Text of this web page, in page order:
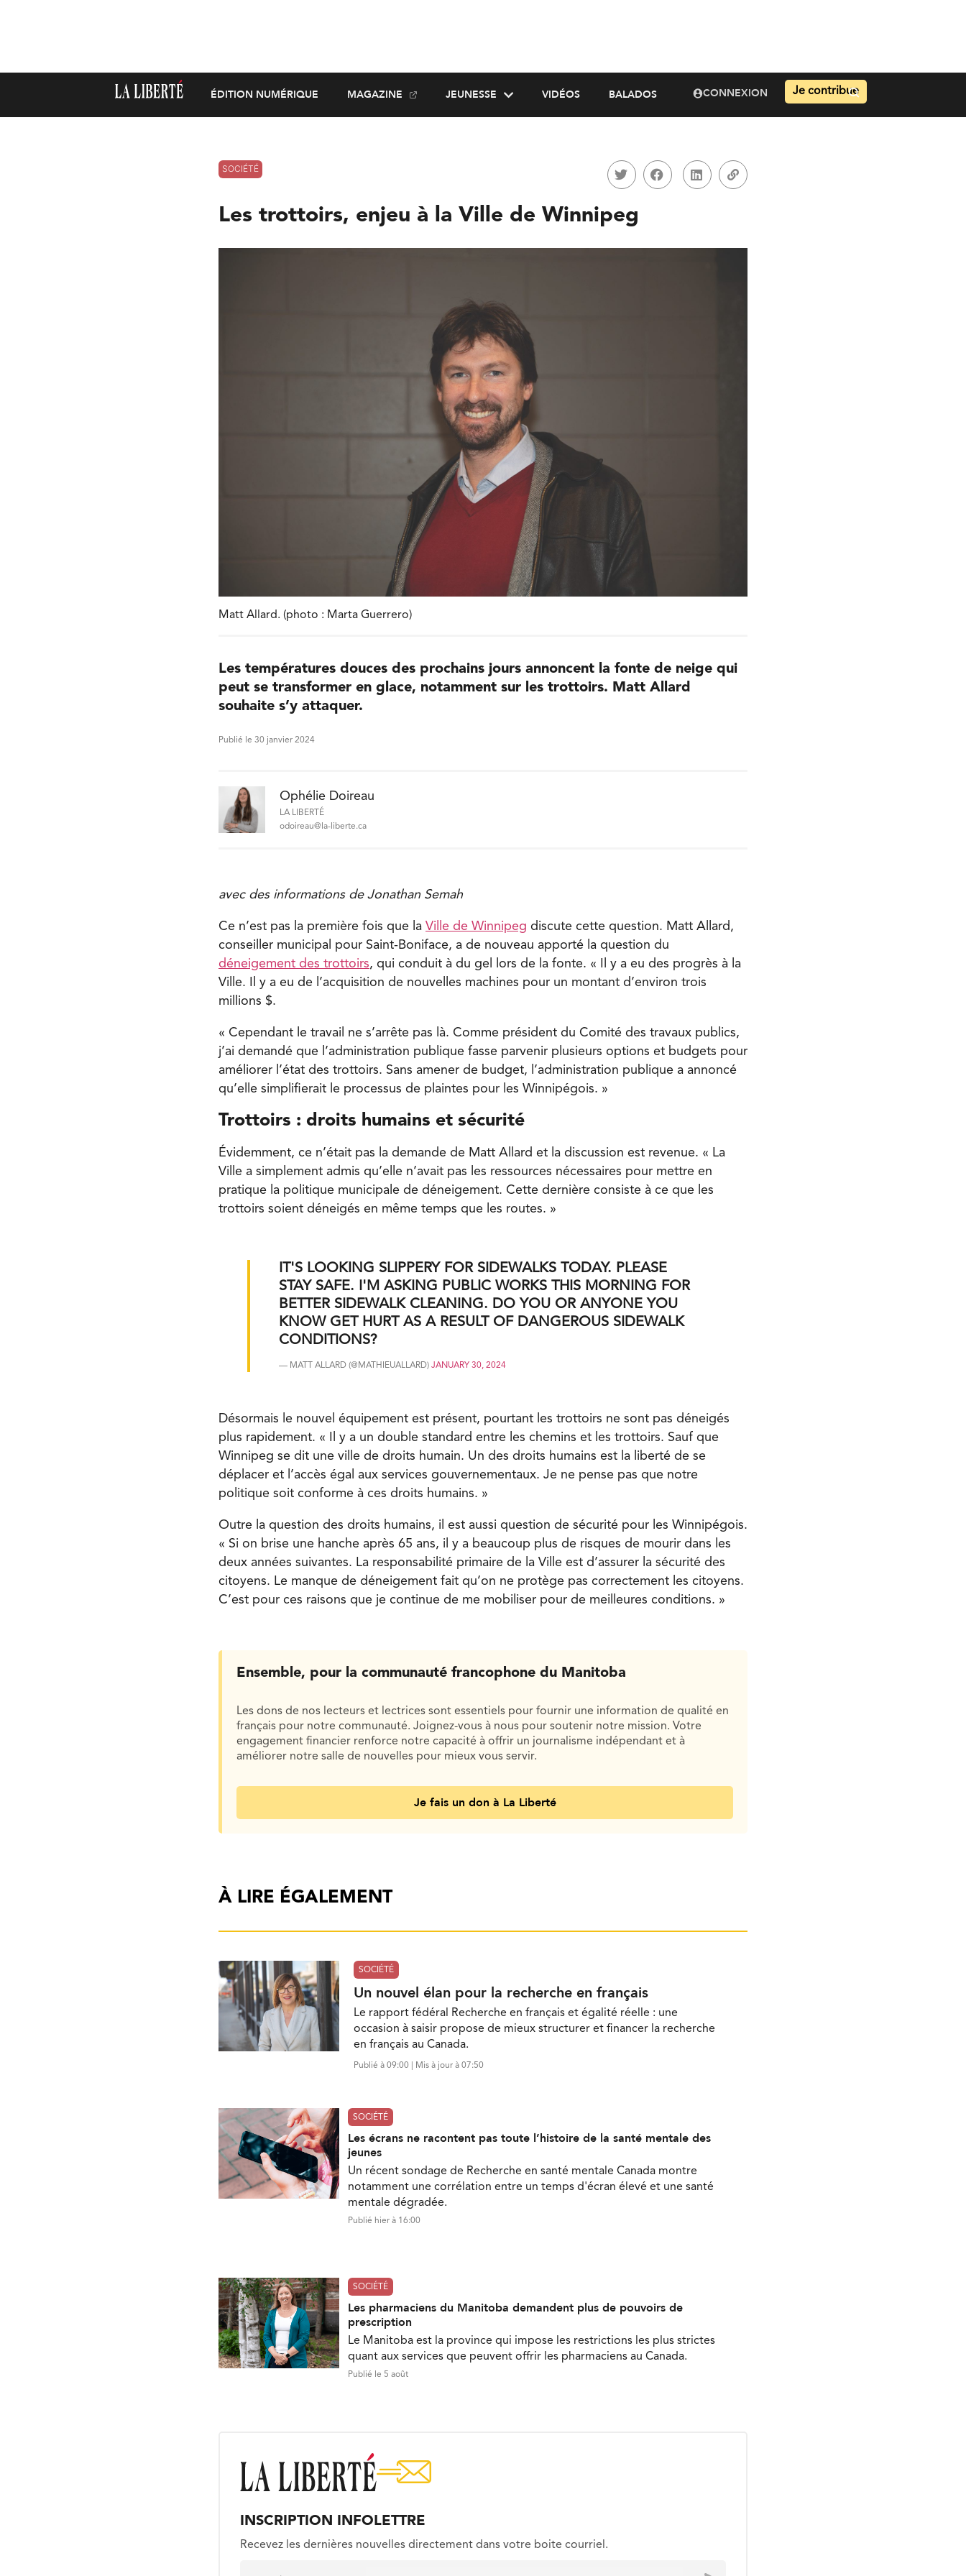
ÉDITION NUMÉRIQUE MAGAZINE JEUNESSE VIDÉOS BALADOS CONNEXION Je contribue
SOCIÉTÉ
Les trottoirs, enjeu à la Ville de Winnipeg
Matt Allard. (photo : Marta Guerrero)
Les températures douces des prochains jours annoncent la fonte de neige qui
peut se transformer en glace, notamment sur les trottoirs. Matt Allard
souhaite s’y attaquer.
Publié le 30 janvier 2024
Ophélie Doireau
LA LIBERTÉ
odoireau@la-liberte.ca
avec des informations de Jonathan Semah
Ce n’est pas la première fois que la Ville de Winnipeg discute cette question. Matt Allard,
conseiller municipal pour Saint-Boniface, a de nouveau apporté la question du
déneigement des trottoirs, qui conduit à du gel lors de la fonte. « Il y a eu des progrès à la
Ville. Il y a eu de l’acquisition de nouvelles machines pour un montant d’environ trois
millions $.
« Cependant le travail ne s’arrête pas là. Comme président du Comité des travaux publics,
j’ai demandé que l’administration publique fasse parvenir plusieurs options et budgets pour
améliorer l’état des trottoirs. Sans amener de budget, l’administration publique a annoncé
qu’elle simplifierait le processus de plaintes pour les Winnipégois. »
Trottoirs : droits humains et sécurité
Évidemment, ce n’était pas la demande de Matt Allard et la discussion est revenue. « La
Ville a simplement admis qu’elle n’avait pas les ressources nécessaires pour mettre en
pratique la politique municipale de déneigement. Cette dernière consiste à ce que les
trottoirs soient déneigés en même temps que les routes. »
IT'S LOOKING SLIPPERY FOR SIDEWALKS TODAY. PLEASE
STAY SAFE. I'M ASKING PUBLIC WORKS THIS MORNING FOR
BETTER SIDEWALK CLEANING. DO YOU OR ANYONE YOU
KNOW GET HURT AS A RESULT OF DANGEROUS SIDEWALK
CONDITIONS?
— MATT ALLARD (@MATHIEUALLARD) JANUARY 30, 2024
Désormais le nouvel équipement est présent, pourtant les trottoirs ne sont pas déneigés
plus rapidement. « Il y a un double standard entre les chemins et les trottoirs. Sauf que
Winnipeg se dit une ville de droits humain. Un des droits humains est la liberté de se
déplacer et l’accès égal aux services gouvernementaux. Je ne pense pas que notre
politique soit conforme à ces droits humains. »
Outre la question des droits humains, il est aussi question de sécurité pour les Winnipégois.
« Si on brise une hanche après 65 ans, il y a beaucoup plus de risques de mourir dans les
deux années suivantes. La responsabilité primaire de la Ville est d’assurer la sécurité des
citoyens. Le manque de déneigement fait qu’on ne protège pas correctement les citoyens.
C’est pour ces raisons que je continue de me mobiliser pour de meilleures conditions. »
Ensemble, pour la communauté francophone du Manitoba
Les dons de nos lecteurs et lectrices sont essentiels pour fournir une information de qualité en
français pour notre communauté. Joignez-vous à nous pour soutenir notre mission. Votre
engagement financier renforce notre capacité à offrir un journalisme indépendant et à
améliorer notre salle de nouvelles pour mieux vous servir.
Je fais un don à La Liberté
À LIRE ÉGALEMENT
SOCIÉTÉ
Un nouvel élan pour la recherche en français
Le rapport fédéral Recherche en français et égalité réelle : une
occasion à saisir propose de mieux structurer et financer la recherche
en français au Canada.
Publié à 09:00 | Mis à jour à 07:50
SOCIÉTÉ
Les écrans ne racontent pas toute l’histoire de la santé mentale des
jeunes
Un récent sondage de Recherche en santé mentale Canada montre
notamment une corrélation entre un temps d'écran élevé et une santé
mentale dégradée.
Publié hier à 16:00
SOCIÉTÉ
Les pharmaciens du Manitoba demandent plus de pouvoirs de
prescription
Le Manitoba est la province qui impose les restrictions les plus strictes
quant aux services que peuvent offrir les pharmaciens au Canada.
Publié le 5 août
INSCRIPTION INFOLETTRE
Recevez les dernières nouvelles directement dans votre boite courriel.